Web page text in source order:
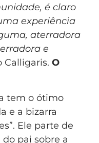
é claro
experiência
aterradora
e
Calligaris.O
tem o ótimo
e a bizarra
Ele parte de
pai sobre a